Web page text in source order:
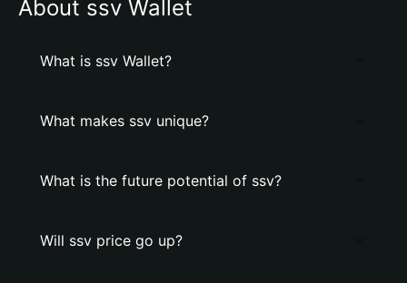
About ssv Wallet
What is ssv Wallet?
What makes ssv unique?
What is the future potential of ssv?
Will ssv price go up?